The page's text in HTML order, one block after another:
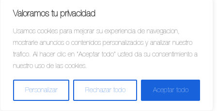
Valoramos tu privacidad
Usamos cookies para mejorar su experiencia de navegación,
mostrarle anuncios o contenidos personalizados y analizar nuestro
tráfico. Al hacer clic en “Aceptar todo” usted da su consentimiento a
nuestro uso de las cookies.
Personalizar Rechazar todo Aceptar todo